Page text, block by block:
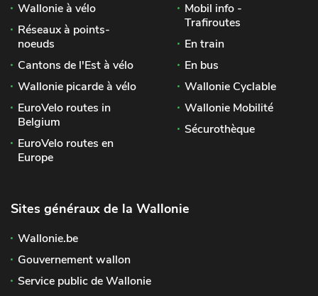
Wallonie à vélo
Réseaux à points-
noeuds
Cantons de l'Est à vélo
Wallonie picarde à vélo
EuroVelo routes in
Belgium
EuroVelo routes en
Europe
Mobil info -
Trafiroutes
En train
En bus
Wallonie Cyclable
Wallonie Mobilité
Sécurothèque
Sites généraux de la Wallonie
Wallonie.be
Gouvernement wallon
Service public de Wallonie